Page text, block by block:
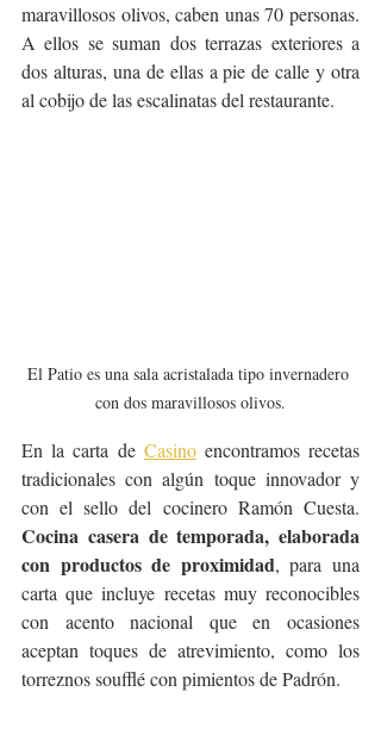
maravillosos olivos, caben unas 70 personas.
A ellos se suman dos terrazas exteriores a
dos alturas, una de ellas a pie de calle y otra
al cobijo de las escalinatas del restaurante.
El Patio es una sala acristalada tipo invernadero
con dos maravillosos olivos.
En la carta de Casino encontramos recetas
tradicionales con algún toque innovador y
Cocina casera de temporada, elaborada
con productos de proximidad, para una
carta que incluye recetas muy reconocibles
con acento nacional que en ocasiones
aceptan toques de atrevimiento, como los
torreznos soufflé con pimientos de Padrón.